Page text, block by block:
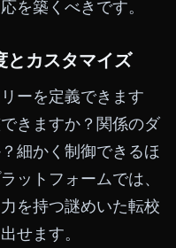
を築くべきです。
とカスタマイズ
ーを定義できます
きますか？関係のダ
細かく制御できるほ
ットフォームでは、
を持つ謎めいた転校
せます。